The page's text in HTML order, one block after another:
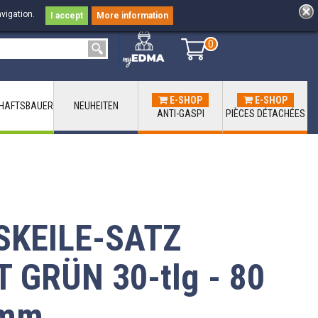
0
0
I accept More information
NEUHEITEN
E-SHOP
ANTI-GASPI
E-SHOP
PIÈCES DÉTACHÉES
SATZ
GRÜN 30-tlg - 80